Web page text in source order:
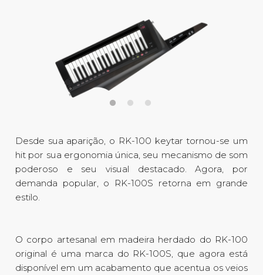
Desde sua aparição, o RK-100 keytar tornou-se um
hit por sua ergonomia única, seu mecanismo de som
poderoso e seu visual destacado. Agora, por
demanda popular, o RK-100S retorna em grande
estilo.
O corpo artesanal em madeira herdado do RK-100
original é uma marca do RK-100S, que agora está
disponível em um acabamento que acentua os veios